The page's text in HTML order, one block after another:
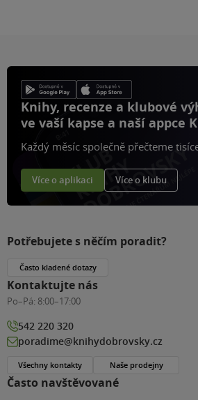
Knihy, recenze a klubové
ve vaší kapse a naší appce
Každý měsíc společně přečteme
Více o aplikaci Více o klubu
Často navštěvované
Potřebujete s něčím poradit?
Často kladené dotazy
Kontaktujte nás
Po–Pá: 8:00–17:00
542 220 320
poradime@knihydobrovsky.cz
Všechny kontakty Naše prodejny